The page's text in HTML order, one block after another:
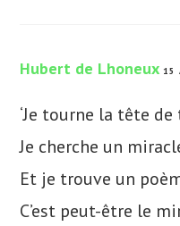
Hubert de Lhoneux 15
‘Je tourne la tête
Je cherche un
Et je trouve un
C’est peut-être le